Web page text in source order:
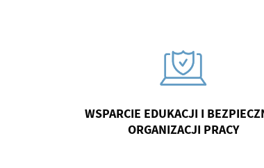
WSPARCIE EDUKACJI I
ORGANIZACJI PRACY